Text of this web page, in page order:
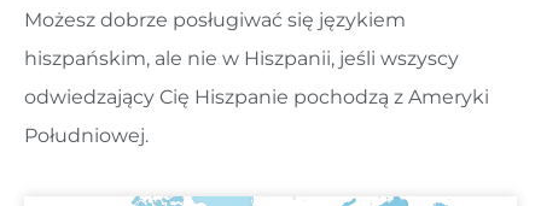
Możesz dobrze posługiwać się językiem
hiszpańskim, ale nie w Hiszpanii, jeśli wszyscy
odwiedzający Cię Hiszpanie pochodzą z Ameryki
Południowej.